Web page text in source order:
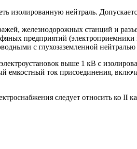
нейтраль.
железнодорожных станций и
предприятий (электроприемники
с глухозаземленной
выше 1 кВ с
ток присоединения,
следует относить ко II